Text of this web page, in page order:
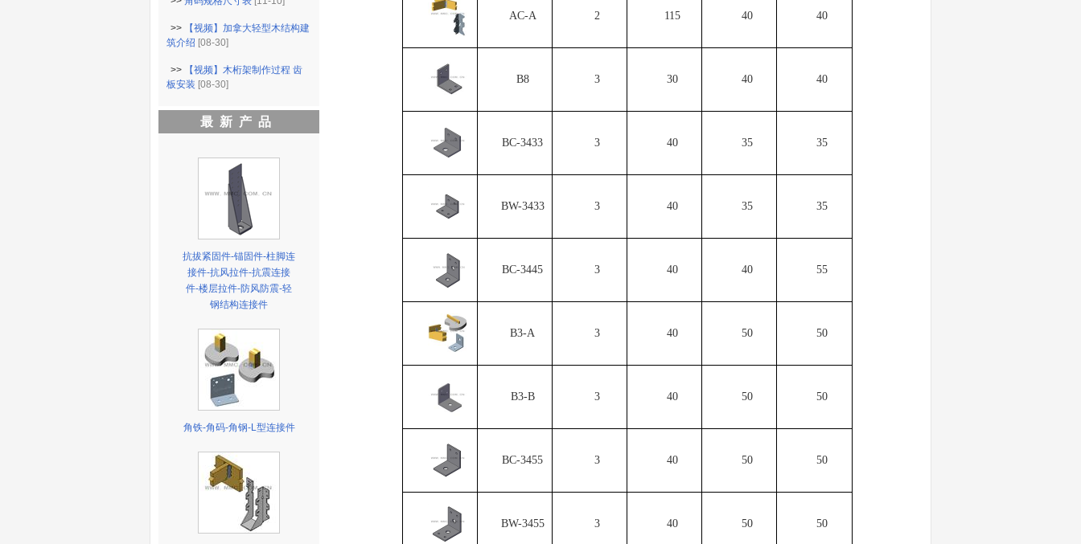
AC-A 2 115 40 40
B8 3 30 40 40
BC-3433 3 40 35 35
BW-3433 3 40 35 35
BC-3445 3 40 40 55
B3-A 3 40 50 50
B3-B 3 40 50 50
BC-3455 3 40 50 50
BW-3455 3 40 50 50
>>
【视频】加拿大轻型木结构建
筑介绍 [08-30]
>>
【视频】木桁架制作过程 齿
板安装 [08-30]
最新产品
抗拔紧固件-锚固件-柱脚连
接件-抗风拉件-抗震连接
件-楼层拉件-防风防震-轻
钢结构连接件
角铁-角码-角钢-L型连接件